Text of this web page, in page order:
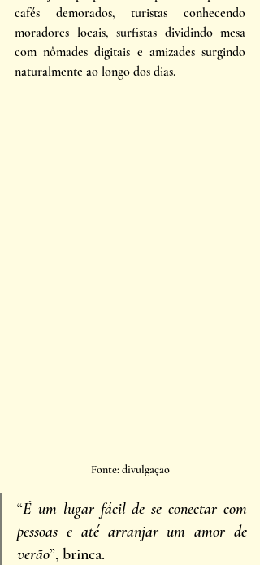
cafés demorados, turistas conhecendo
moradores locais, surfistas dividindo mesa
com nômades digitais e amizades surgindo
naturalmente ao longo dos dias.
Fonte: divulgação
“É um lugar fácil de se conectar com
pessoas e até arranjar um amor de
verão”, brinca.